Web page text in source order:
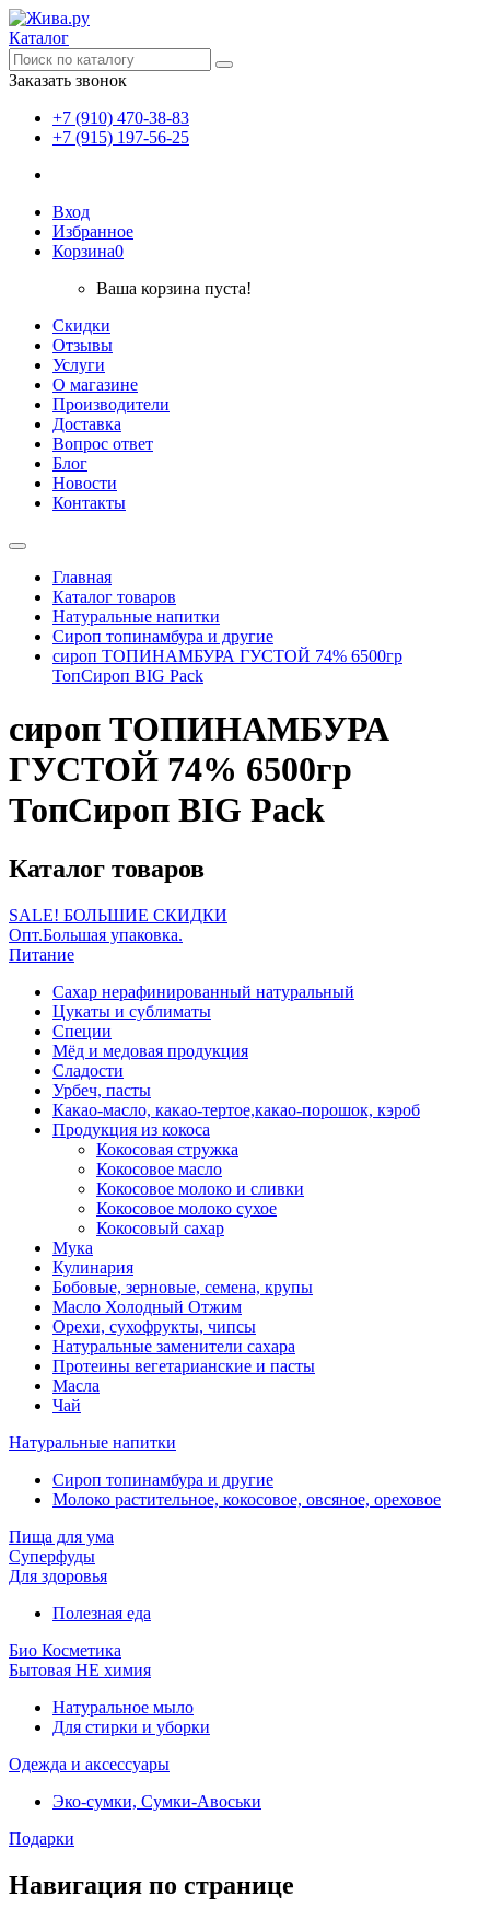
Каталог
Заказать звонок
+7 (910) 470-38-83
+7 (915) 197-56-25
Вход
Избранное
Корзина0
Ваша корзина пуста!
Скидки
Отзывы
Услуги
О магазине
Производители
Доставка
Вопрос ответ
Блог
Новости
Контакты
Главная
Каталог товаров
Натуральные напитки
Сироп топинамбура и другие
сироп ТОПИНАМБУРА ГУСТОЙ 74% 6500гр
ТопСироп BIG Pack
сироп ТОПИНАМБУРА
ГУСТОЙ 74% 6500гр
ТопСироп BIG Pack
Каталог товаров
SALE! БОЛЬШИЕ СКИДКИ
Опт.Большая упаковка.
Питание
Сахар нерафинированный натуральный
Цукаты и сублиматы
Специи
Мёд и медовая продукция
Сладости
Урбеч, пасты
Какао-масло, какао-тертое,какао-порошок, кэроб
Продукция из кокоса
Кокосовая стружка
Кокосовое масло
Кокосовое молоко и сливки
Кокосовое молоко сухое
Кокосовый сахар
Мука
Кулинария
Бобовые, зерновые, семена, крупы
Масло Холодный Отжим
Орехи, сухофрукты, чипсы
Натуральные заменители сахара
Протеины вегетарианские и пасты
Масла
Чай
Натуральные напитки
Сироп топинамбура и другие
Молоко растительное, кокосовое, овсяное, ореховое
Пища для ума
Суперфуды
Для здоровья
Полезная еда
Био Косметика
Бытовая НЕ химия
Натуральное мыло
Для стирки и уборки
Одежда и аксессуары
Эко-сумки, Сумки-Авоськи
Подарки
Навигация по странице